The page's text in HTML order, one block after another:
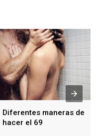
Diferentes maneras de
hacer el 69